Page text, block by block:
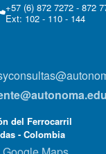
+57 (6) 872 7272 - 872
Ext: 102 - 110 - 144
del Ferrocarril
- Colombia